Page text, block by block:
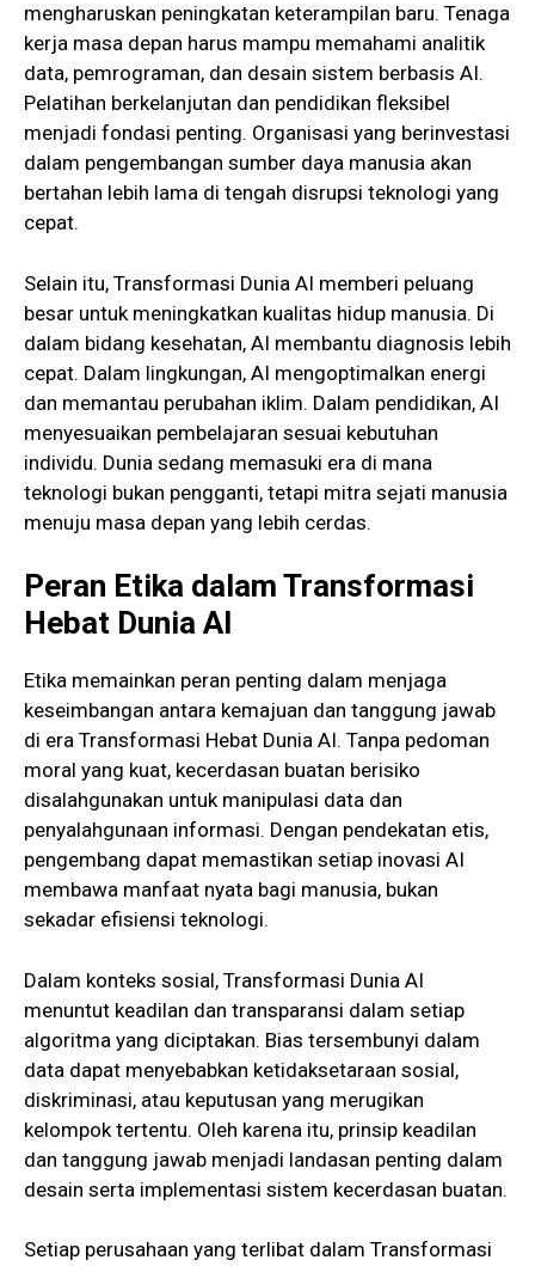
mengharuskan peningkatan keterampilan baru. Tenaga
kerja masa depan harus mampu memahami analitik
data, pemrograman, dan desain sistem berbasis AI.
Pelatihan berkelanjutan dan pendidikan fleksibel
menjadi fondasi penting. Organisasi yang berinvestasi
dalam pengembangan sumber daya manusia akan
bertahan lebih lama di tengah disrupsi teknologi yang
cepat.
Selain itu, Transformasi Dunia AI memberi peluang
besar untuk meningkatkan kualitas hidup manusia. Di
dalam bidang kesehatan, AI membantu diagnosis lebih
cepat. Dalam lingkungan, AI mengoptimalkan energi
dan memantau perubahan iklim. Dalam pendidikan, AI
menyesuaikan pembelajaran sesuai kebutuhan
individu. Dunia sedang memasuki era di mana
teknologi bukan pengganti, tetapi mitra sejati manusia
menuju masa depan yang lebih cerdas.
Peran Etika dalam Transformasi
Hebat Dunia AI
Etika memainkan peran penting dalam menjaga
keseimbangan antara kemajuan dan tanggung jawab
di era Transformasi Hebat Dunia AI. Tanpa pedoman
moral yang kuat, kecerdasan buatan berisiko
disalahgunakan untuk manipulasi data dan
penyalahgunaan informasi. Dengan pendekatan etis,
pengembang dapat memastikan setiap inovasi AI
membawa manfaat nyata bagi manusia, bukan
sekadar efisiensi teknologi.
Dalam konteks sosial, Transformasi Dunia AI
menuntut keadilan dan transparansi dalam setiap
algoritma yang diciptakan. Bias tersembunyi dalam
data dapat menyebabkan ketidaksetaraan sosial,
diskriminasi, atau keputusan yang merugikan
kelompok tertentu. Oleh karena itu, prinsip keadilan
dan tanggung jawab menjadi landasan penting dalam
desain serta implementasi sistem kecerdasan buatan.
Setiap perusahaan yang terlibat dalam Transformasi